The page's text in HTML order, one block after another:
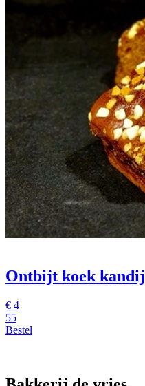
Ontbijt koek kandij
€ 4
55
Bestel